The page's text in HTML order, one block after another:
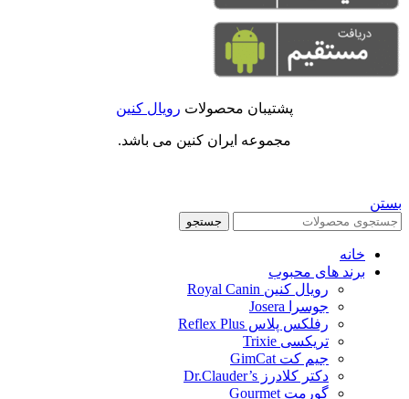
پشتیبان محصولات رویال کنین
مجموعه ایران کنین می باشد.
بستن
جستجو
خانه
برند های محبوب
رویال کنین Royal Canin
جوسرا Josera
رفلکس پلاس Reflex Plus
تریکسی Trixie
جیم کت GimCat
دکتر کلادرز Dr.Clauder’s
گورمت Gourmet